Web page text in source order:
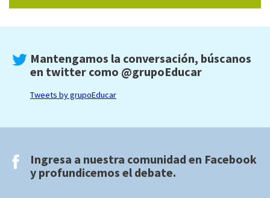
Mantengamos la conversación, búscanos
en twitter como @grupoEducar
Tweets by grupoEducar
Ingresa a nuestra comunidad en Facebook
y profundicemos el debate.